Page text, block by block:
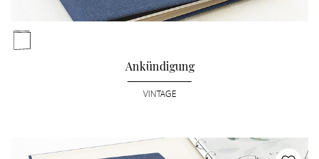
Ankündigung
VINTAGE